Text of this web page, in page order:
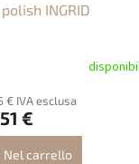
INGRID
€ IVA esclusa
€
Nel carrello